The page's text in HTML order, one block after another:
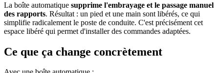
La boîte automatique supprime l'embrayage et le passage manuel
des rapports. Résultat : un pied et une main sont libérés, ce qui
simplifie radicalement le poste de conduite. C'est précisément cet
espace libéré qui permet d'installer des commandes adaptées.
Ce que ça change concrètement